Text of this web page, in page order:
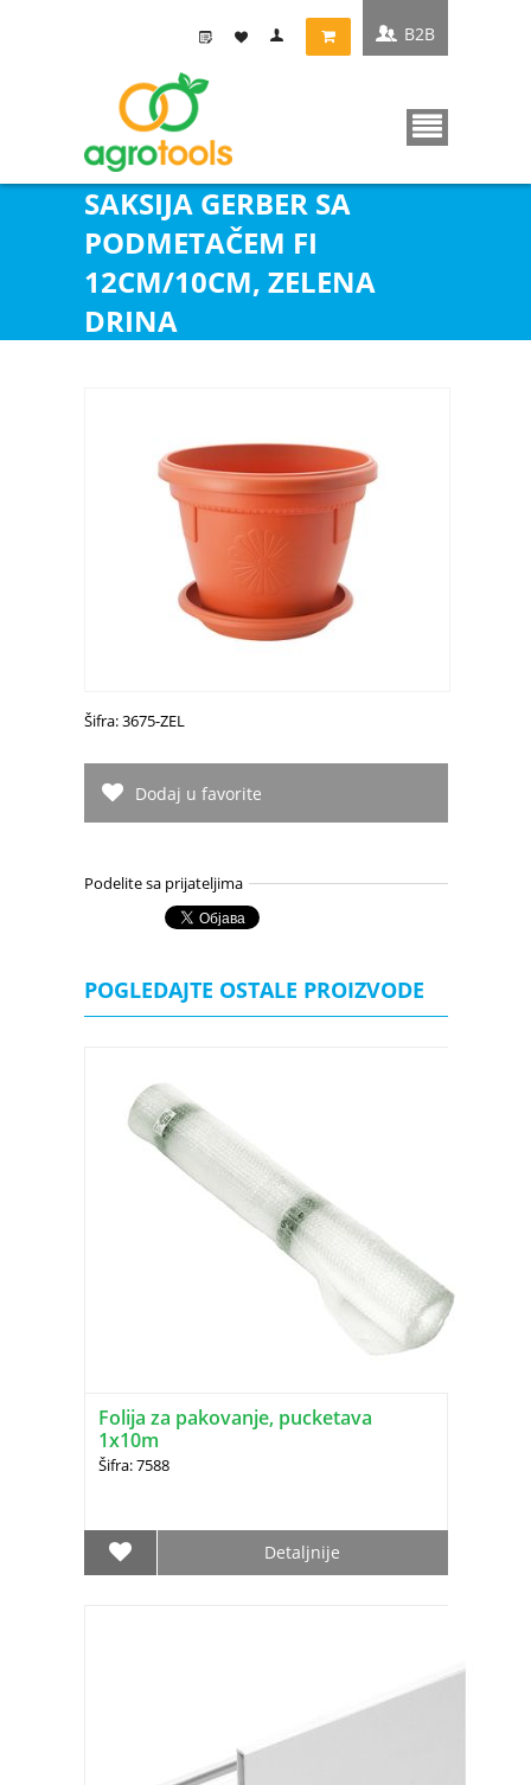
SAKSIJA GERBER SA
PODMETAČEM FI
12CM/10CM, ZELENA
DRINA
B2B
Šifra: 3675-ZEL
Dodaj u favorite
Podelite sa prijateljima
POGLEDAJTE OSTALE PROIZVODE
Folija za pakovanje, pucketava
1x10m
Šifra: 7588
Detaljnije